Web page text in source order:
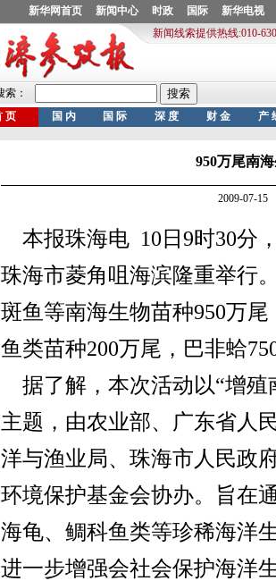
950万尾南
2009-07-15
本报珠海电 10日9时30分
珠海市菱角咀海滨隆重举行
斑鱼等南海生物苗种950万
鱼类苗种200万尾，巴非蛤
据了解，本次活动以“增殖
主题，由农业部、广东省人
洋与渔业局、珠海市人民政
环境保护基金会协办。旨在
海龟、鲷科鱼类等珍稀海洋
进一步增强会社会保护海洋